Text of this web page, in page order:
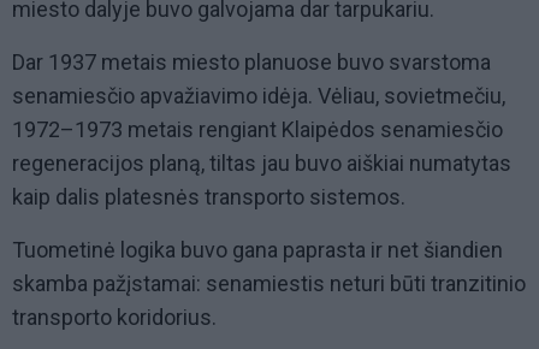
miesto dalyje buvo galvojama dar tarpukariu.
Dar 1937 metais miesto planuose buvo svarstoma
senamiesčio apvažiavimo idėja. Vėliau, sovietmečiu,
1972–1973 metais rengiant Klaipėdos senamiesčio
regeneracijos planą, tiltas jau buvo aiškiai numatytas
kaip dalis platesnės transporto sistemos.
Tuometinė logika buvo gana paprasta ir net šiandien
skamba pažįstamai: senamiestis neturi būti tranzitinio
transporto koridorius.